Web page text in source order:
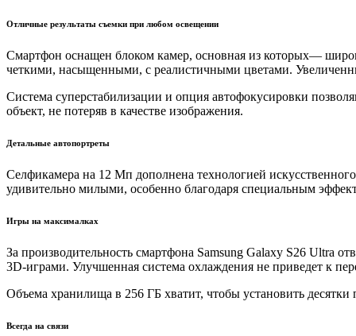
Отличные результаты съемки при любом освещении
Смартфон оснащен блоком камер, основная из которых—
четкими, насыщенными, с реалистичными цветами.
Система суперстабилизации и опция автофокусировки
объект, не потеряв в качестве изображения.
Детальные автопортреты
Селфикамера на 12 Мп дополнена технологией
удивительно милыми, особенно благодаря специальным
Игры на максималках
За производительность смартфона Samsung Galaxy S26 Ultra
3D-играми. Улучшенная система охлаждения не приведет к
Объема хранилища в 256 ГБ хватит, чтобы установить
Всегда на связи